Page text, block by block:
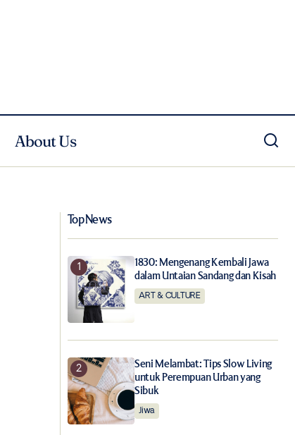
About Us
Top News
1830: Mengenang Kembali Jawa
dalam Untaian Sandang dan Kisah
ART & CULTURE
Seni Melambat: Tips Slow Living
untuk Perempuan Urban yang
Sibuk
Jiwa